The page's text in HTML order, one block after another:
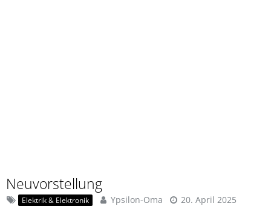
Neuvorstellung
Elektrik & Elektronik Ypsilon-Oma 20. April 2025